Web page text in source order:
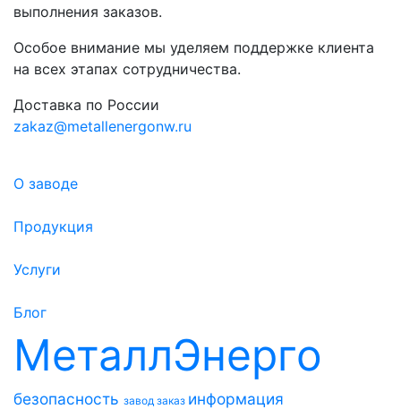
выполнения заказов.
Особое внимание мы уделяем поддержке клиента
на всех этапах сотрудничества.
Доставка по России
zakaz@metallenergonw.ru
О заводе
Продукция
Услуги
Блог
МеталлЭнерго
безопасность завод заказ информация